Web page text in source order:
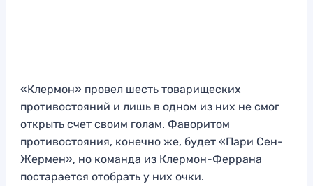
«Клермон» провел шесть товарищеских
противостояний и лишь в одном из них не смог
открыть счет своим голам. Фаворитом
противостояния, конечно же, будет «Пари Сен-
Жермен», но команда из Клермон-Феррана
постарается отобрать у них очки.